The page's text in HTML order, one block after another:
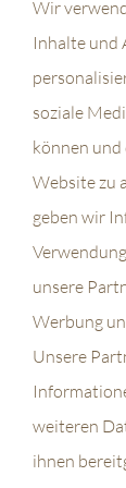
t:
1
0
-
0
0
Gregor
größte
Wir
Inhalte und
soziale
können
Website zu
geben wir
unsere
Werbung
Unsere
weiteren
ihnen